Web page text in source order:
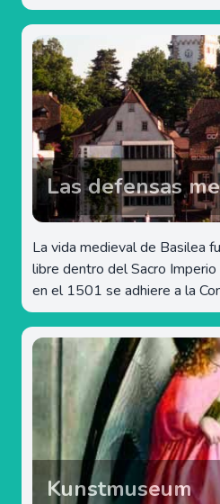
Las defensas
La vida medieval de Basilea
libre dentro del Sacro
en el 1501 se adhiere a la
Kunstmuseum